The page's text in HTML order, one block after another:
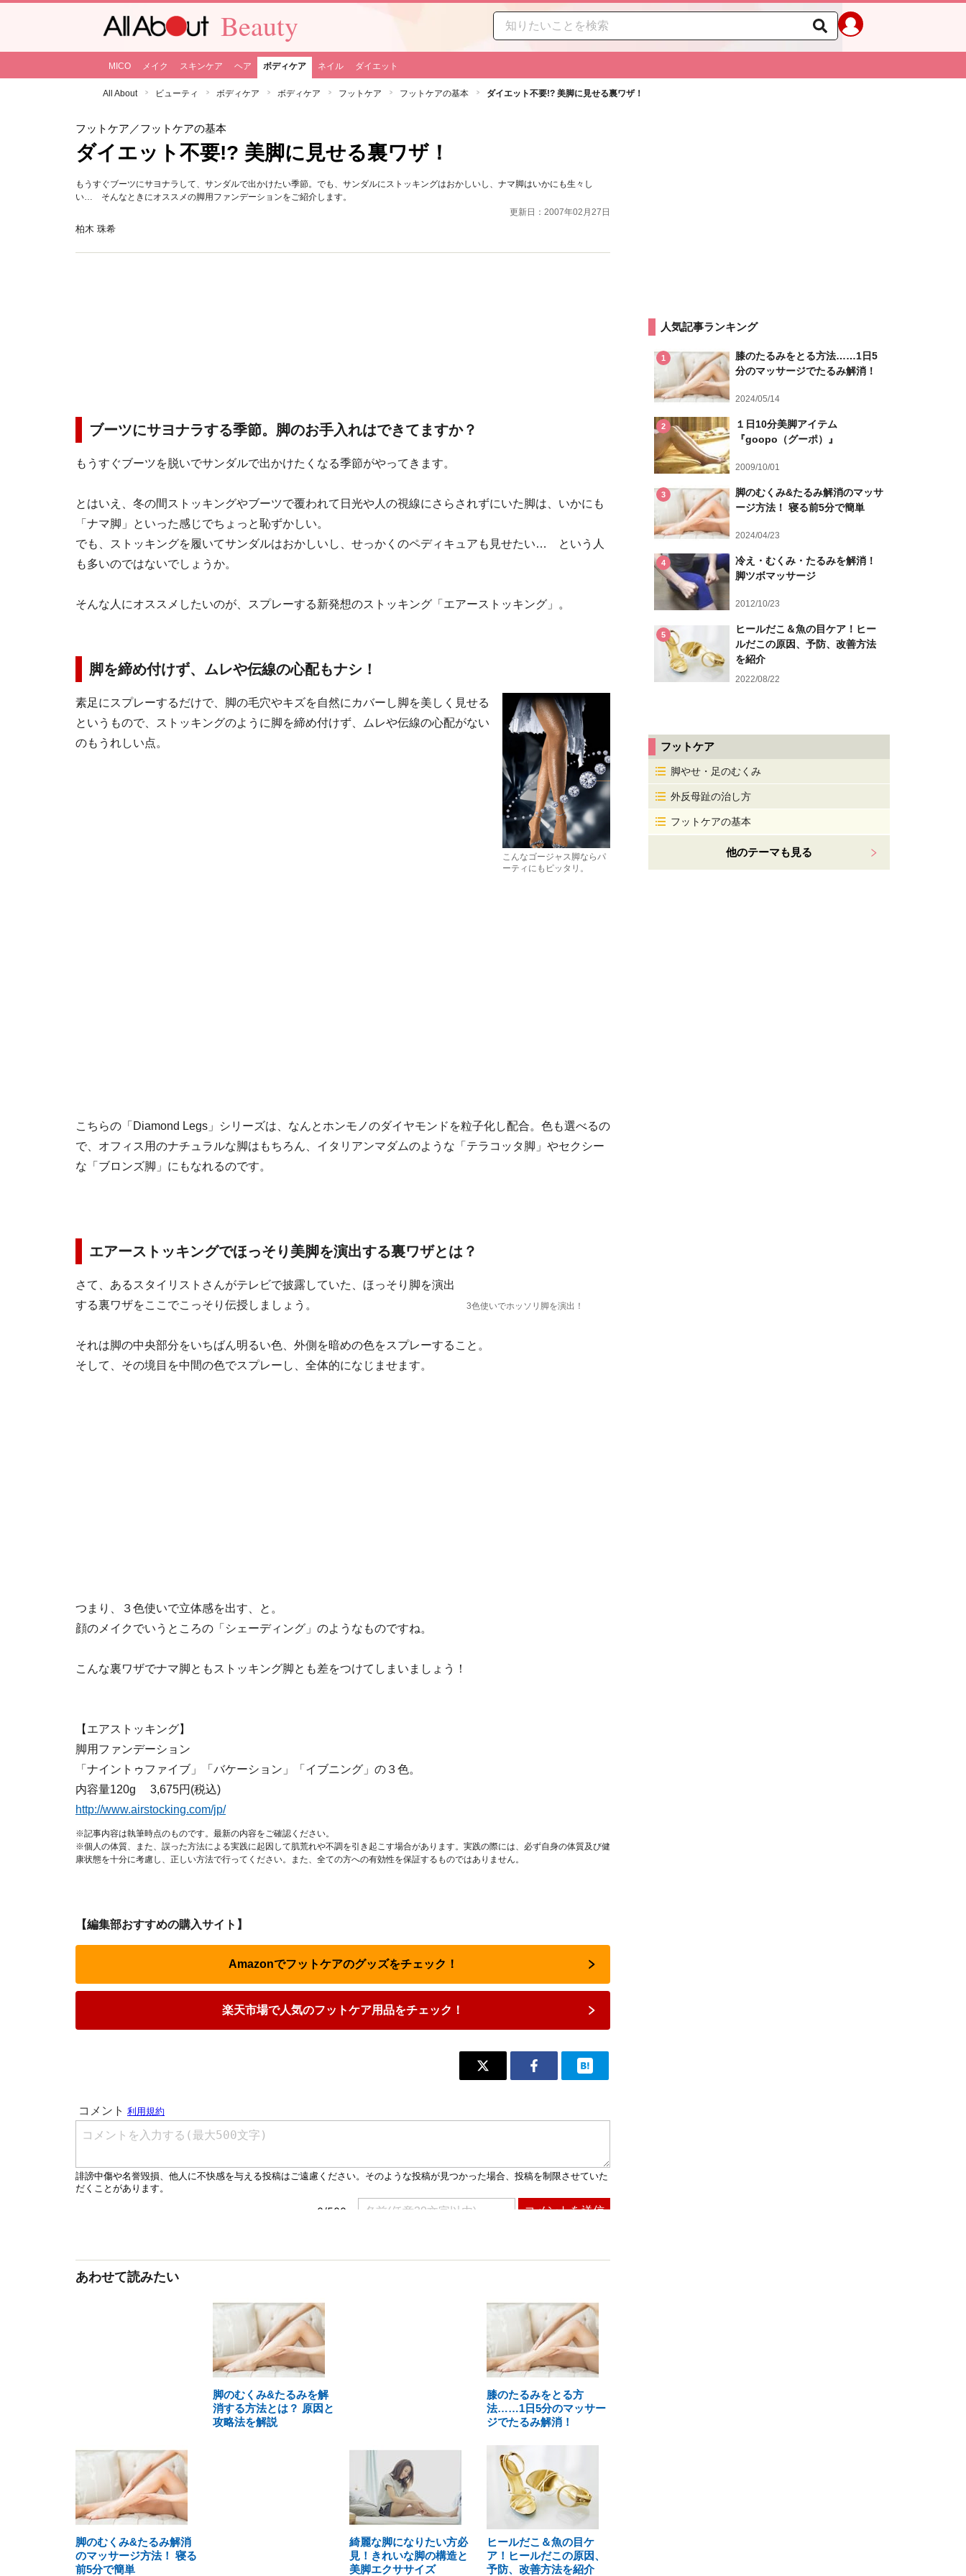
Beauty
MICO メイク スキンケア ヘア ボディケア ネイル ダイエット
All About ビューティ ボディケア ボディケア フットケア フットケアの基本 ダイエット不要!? 美脚に見せる裏ワザ！
フットケア ／フットケアの基本
ダイエット不要!? 美脚に見せる裏ワザ！
もうすぐブーツにサヨナラして、サンダルで出かけたい季節。でも、サンダルにストッキングはおかしいし、ナマ脚はいかにも生々し
い… そんなときにオススメの脚用ファンデーションをご紹介します。
更新日：2007年02月27日
柏木 珠希
ブーツにサヨナラする季節。脚のお手入れはできてますか？
もうすぐブーツを脱いでサンダルで出かけたくなる季節がやってきます。
とはいえ、冬の間ストッキングやブーツで覆われて日光や人の視線にさらされずにいた脚は、 いかにも
「ナマ脚」
といった感じでちょっと恥ずかしい。
でも、ストッキングを履いてサンダルはおかしいし、せっかくのペディキュアも見せたい… という人
も多いのではないでしょうか。
そんな人にオススメしたいのが、スプレーする新発想のストッキング「 エアーストッキング 」。
脚を締め付けず、ムレや伝線の心配もナシ！
こんなゴージャス脚ならパ
ーティにもピッタリ。
素足にスプレーするだけで、脚の毛穴やキズを自然にカバー し脚を美しく見せる
というもので、ストッキングのように脚を締め付けず、ムレや伝線の心配がない
のもうれしい点。
こちらの「Diamond Legs」シリーズは、なんとホンモノのダイヤモンド を粒子化し配合。色も選べるの
で、オフィス用のナチュラルな脚はもちろん、イタリアンマダムのような「 テラコッタ脚 」やセクシー
な「 ブロンズ脚 」にもなれるのです。
エアーストッキングでほっそり美脚を演出する裏ワザとは？
3色使いでホッソリ脚を演出！
さて、あるスタイリストさんがテレビで披露していた、 ほっそり脚を演出
する裏ワザをここでこっそり伝授しましょう。
それは脚の中央部分をいちばん明るい色 外側 を暗めの色をスプレーすること。
そして、その境目を中間の色でスプレーし、全体的になじませます。
つまり、 ３色使いで立体感を出す 、と。
顔のメイクでいうところの「 シェーディング 」のようなものですね。
こんな裏ワザでナマ脚ともストッキング脚とも差をつけてしまいましょう！
【 エアストッキング】
脚用ファンデーション
「ナイントゥファイブ」「バケーション」「イブニング」の３色。
内容量120g 3,675円(税込)
http://www.airstocking.com/jp/
※記事内容は執筆時点のものです。最新の内容をご確認ください。
※個人の体質、また、誤った方法による実践に起因して肌荒れや不調を引き起こす場合があります。実践の際には、必ず自身の体質及び健
康状態を十分に考慮し、正しい方法で行ってください。また、全ての方への有効性を保証するものではありません。
【編集部おすすめの購入サイト】
Amazonでフットケアのグッズをチェック！
楽天市場で人気のフットケア用品をチェック！
あわせて読みたい
脚のむくみ&たるみを解
消する方法とは？ 原因と
攻略法を解説
膝のたるみをとる方
法……1日5分のマッサー
ジでたるみ解消！
脚のむくみ&たるみ解消
のマッサージ方法！ 寝る
前5分で簡単
綺麗な脚になりたい方必
見！きれいな脚の構造と
美脚エクササイズ
ヒールだこ＆魚の目ケ
ア！ヒールだこの原因、
予防、改善方法を紹介
人気記事ランキング
1
膝のたるみをとる方法……1日5
分のマッサージでたるみ解消！
2024/05/14
2
１日10分美脚アイテム
『goopo（グーポ）』
2009/10/01
3
脚のむくみ&たるみ解消のマッサ
ージ方法！ 寝る前5分で簡単
2024/04/23
4
冷え・むくみ・たるみを解消！
脚ツボマッサージ
2012/10/23
5
ヒールだこ＆魚の目ケア！ヒー
ルだこの原因、予防、改善方法
を紹介
2022/08/22
フットケア
脚やせ・足のむくみ
外反母趾の治し方
フットケアの基本
他のテーマも見る